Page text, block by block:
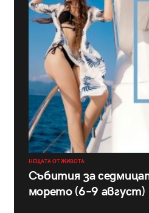
НЕЩАТА ОТ ЖИВОТА
Събития за
морето (6–9 август)